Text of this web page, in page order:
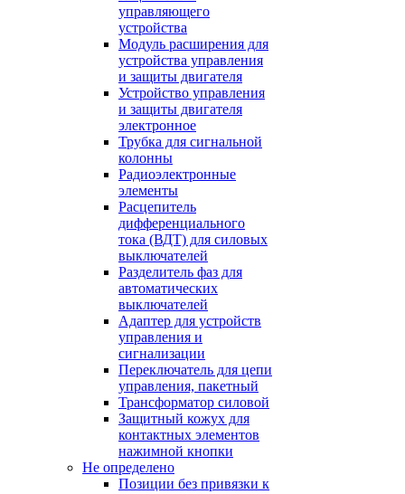
управляющего
устройства
Модуль расширения для
устройства управления
и защиты двигателя
Устройство управления
и защиты двигателя
электронное
Трубка для сигнальной
колонны
Радиоэлектронные
элементы
Расцепитель
дифференциального
тока (ВДТ) для силовых
выключателей
Разделитель фаз для
автоматических
выключателей
Адаптер для устройств
управления и
сигнализации
Переключатель для цепи
управления, пакетный
Трансформатор силовой
Защитный кожух для
контактных элементов
нажимной кнопки
Не определено
Позиции без привязки к